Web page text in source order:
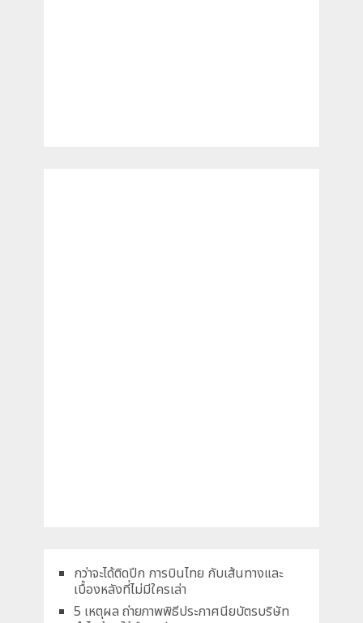
กว่าจะได้ติดปีก การบินไทย กับเส้นทางและ
เบื้องหลังที่ไม่มีใครเล่า
5 เหตุผล ถ่ายภาพพิธีประกาศนียบัตรบริษัท